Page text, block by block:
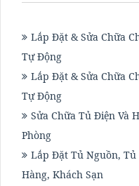
Lắp Đặt & Sửa Chữa
Tự Động
Lắp Đặt & Sửa Chữa
Tự Động
Sửa Chữa Tủ Điện Và
Phòng
Lắp Đặt Tủ Nguồn, Tủ
Hàng, Khách Sạn